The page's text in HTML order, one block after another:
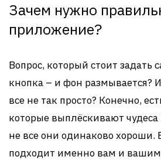
Зачем нужно
приложение?
Вопрос, который стоит задать
кнопка – и фон размывается?
все не так просто? Конечно,
которые выплёскивают чудеса
не все они одинаково хороши.
подходит именно вам и вашим